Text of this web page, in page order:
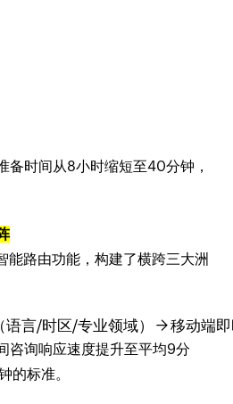
备时间从8小时缩短至40分钟，
能路由功能，构建了横跨三大洲
咨询响应速度提升至平均9分
的标准。